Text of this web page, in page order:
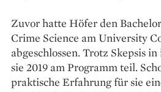
Zuvor hatte Höfer den
Crime Science am Uni­versity
abgeschlossen. Trotz Skepsis
sie 2019 am Programm teil.
praktische Erfahrung für sie